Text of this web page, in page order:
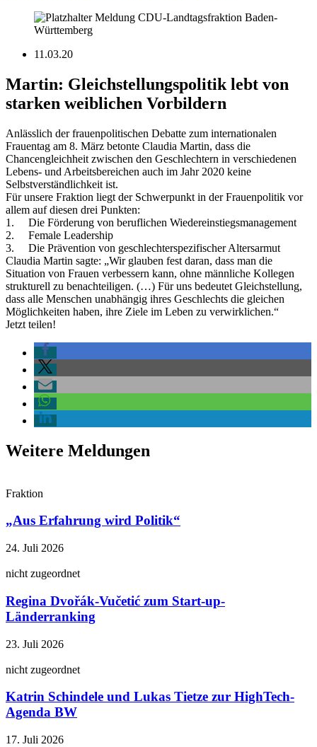
11.03.20
Martin: Gleichstellungspolitik lebt von
starken weiblichen Vorbildern
Anlässlich der frauenpolitischen Debatte zum internationalen
Frauentag am 8. März betonte Claudia Martin, dass die
Chancengleichheit zwischen den Geschlechtern in verschiedenen
Lebens- und Arbeitsbereichen auch im Jahr 2020 keine
Selbstverständlichkeit ist.
Für unsere Fraktion liegt der Schwerpunkt in der Frauenpolitik vor
allem auf diesen drei Punkten:
1.
Die Förderung von beruflichen Wiedereinstiegsmanagement
2.
Female Leadership
3.
Die Prävention von geschlechterspezifischer Altersarmut
Claudia Martin sagte: „Wir glauben fest daran, dass man die
Situation von Frauen verbessern kann, ohne männliche Kollegen
strukturell zu benachteiligen. (…) Für uns bedeutet Gleichstellung,
dass alle Menschen unabhängig ihres Geschlechts die gleichen
Möglichkeiten haben, ihre Ziele im Leben zu verwirklichen.“
Jetzt teilen!
Weitere Meldungen
Fraktion
„Aus Erfahrung wird Politik“
24. Juli 2026
nicht zugeordnet
Regina Dvořák-Vučetić zum Start-up-
Länderranking
23. Juli 2026
nicht zugeordnet
Katrin Schindele und Lukas Tietze zur HighTech-
Agenda BW
17. Juli 2026